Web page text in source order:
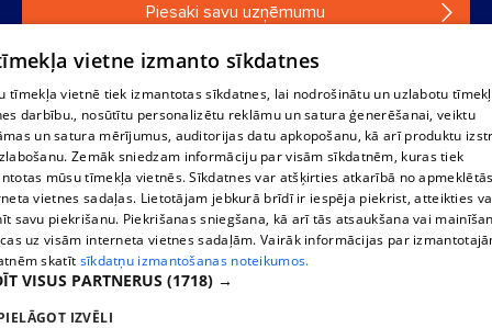
Piesaki savu uzņēmumu
Ja tavs uzņēmums nav mūsu datubāzē, aizpildi vienkāršu
1188 datu bāzes, tās daļas vai datu bāzē iekļautās informācijas,
vai informācijas daļas pavairošana vai izplatīšana jebkādā formā
stingri aizliegta. Tāpat arī ir aizliegta lejupielāde automātiskā
režīmā. Jebkura 1188 web lapā publicētā materiāla
pārpublicēšana ir kategoriski aizliegta bez 1188 web lapas
redakcijas atļaujas.
Portāla palīdzības dienests: e-pasts -
vietne izmanto sīkdatnes
tīmekļa vietnē tiek izmantotas sīkdatnes, lai nodrošinātu un uzlabotu
darbību., nosūtītu personalizētu reklāmu un satura ģenerēšanai, veiktu
un satura mērījumus, auditorijas datu apkopošanu, kā arī produktu
Zemāk sniedzam informāciju par visām sīkdatnēm, kuras tiek
mūsu tīmekļa vietnēs. Sīkdatnes var atšķirties atkarībā no
vietnes sadaļas. Lietotājam jebkurā brīdī ir iespēja piekrist, atteikties
savu piekrišanu. Piekrišanas sniegšana, kā arī tās atsaukšana vai
uz visām interneta vietnes sadaļām. Vairāk informācijas par
skatīt sīkdatņu izmantošanas noteikumos.
VISUS PARTNERUS (1718) →
IZVĒLI